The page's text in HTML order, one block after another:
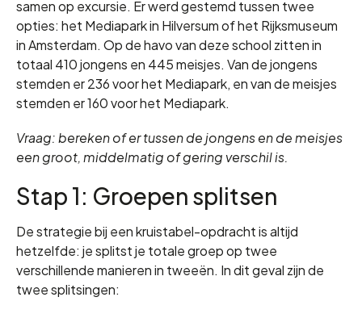
samen op excursie. Er werd gestemd tussen twee
opties: het Mediapark in Hilversum of het Rijksmuseum
in Amsterdam. Op de havo van deze school zitten in
totaal 410 jongens en 445 meisjes. Van de jongens
stemden er 236 voor het Mediapark, en van de meisjes
stemden er 160 voor het Mediapark.
Vraag: bereken of er tussen de jongens en de meisjes
een groot, middelmatig of gering verschil is.
Stap 1: Groepen splitsen
De strategie bij een kruistabel-opdracht is altijd
hetzelfde: je splitst je totale groep op twee
verschillende manieren in tweeën. In dit geval zijn de
twee splitsingen: